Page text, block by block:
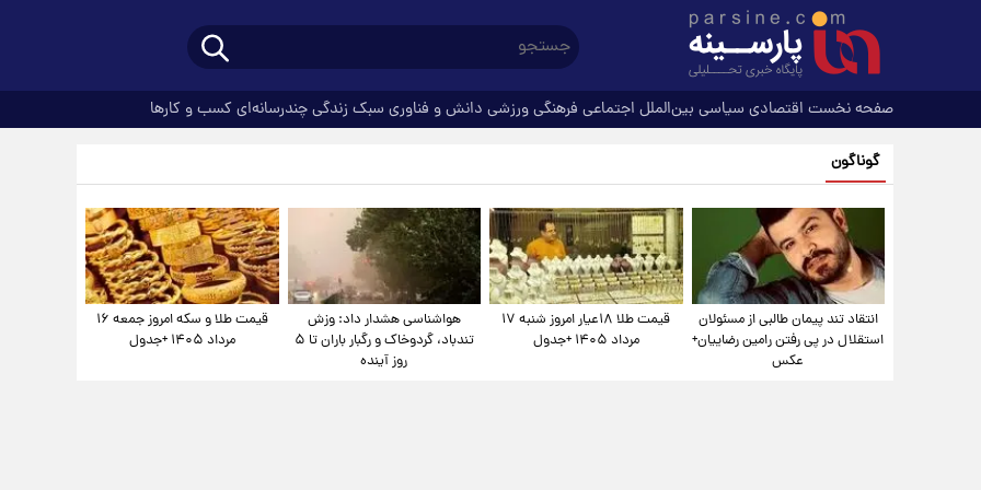
صفحه نخست اقتصادی سیاسی بین‌الملل اجتماعی فرهنگیورزشی دانش و فناوری سبک زندگیچندرسانه‌ای کسب و کارها
گوناگون
انتقاد تند پیمان طالبی از مسئولان
استقلال در پی رفتن رامین رضاییان+
عکس
قیمت طلا ۱۸عیار امروز شنبه ۱۷
مرداد ۱۴۰۵ +جدول
هواشناسی هشدار داد: وزش
تندباد، گردوخاک و رگبار باران تا ۵
روز آینده
قیمت طلا و سکه امروز جمعه ۱۶
مرداد ۱۴۰۵ +جدول